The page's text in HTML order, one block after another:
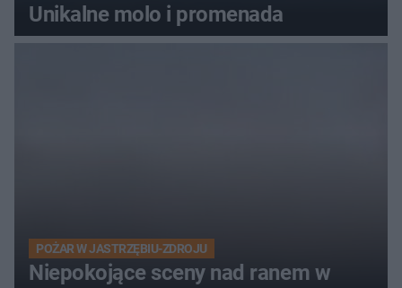
Unikalne molo i promenada
POŻAR W JASTRZĘBIU-ZDROJU
Niepokojące sceny nad ranem w